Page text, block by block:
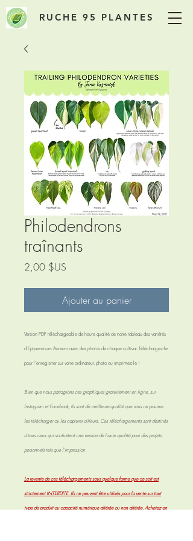
RUCHE 95 PLANTES
Philodendrons
traînants
2,00 $US
Ajouter au panier
Version PDF téléchargeable de haute qualité de notre tableau des variétés
d'Epipremnum Aureum avec des photos de chaque cultivar. Téléchargez-le
pour l'enregistrer sur votre ordinateur, photo ou imprimez-le !
Bien que nous partagions ces graphiques gratuitement en ligne, sur
Instagram et Facebook, ils sont de meilleure qualité que vous ne pourrez
les télécharger ou les capturer ailleurs. Ces téléchargements sont destinés
à tous ceux qui souhaitent une version de haute qualité pour des projets
personnels tels que l'impression.
La revente de ces téléchargements sous quelque forme que ce soit est
strictement INTERDITE. Ils ne peuvent être utilisés pour la vente sur tout
type de produit ou capacité numérique altérée ou non altérée. Achetez en